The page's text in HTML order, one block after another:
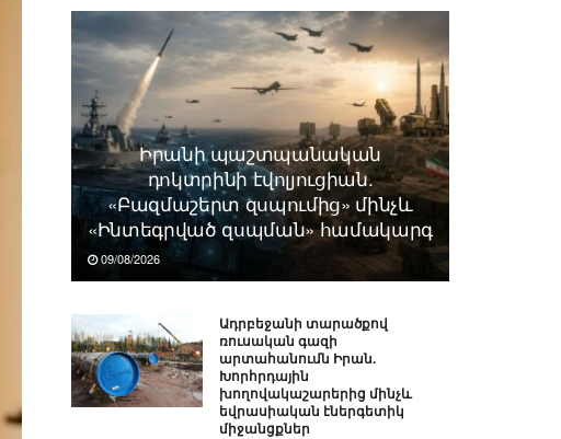
Իրանի պաշտպանական
դոկտրինի էվոլյուցիան.
«Բազմաշերտ զսպումից» մինչև
«Ինտեգրված զսպման» համակարգ
09/08/2026
Ադրբեջանի տարածքով
ռուսական գազի
արտահանումն Իրան.
Խորհրդային
խողովակաշարերից մինչև
եվրասիական էներգետիկ
միջանցքներ